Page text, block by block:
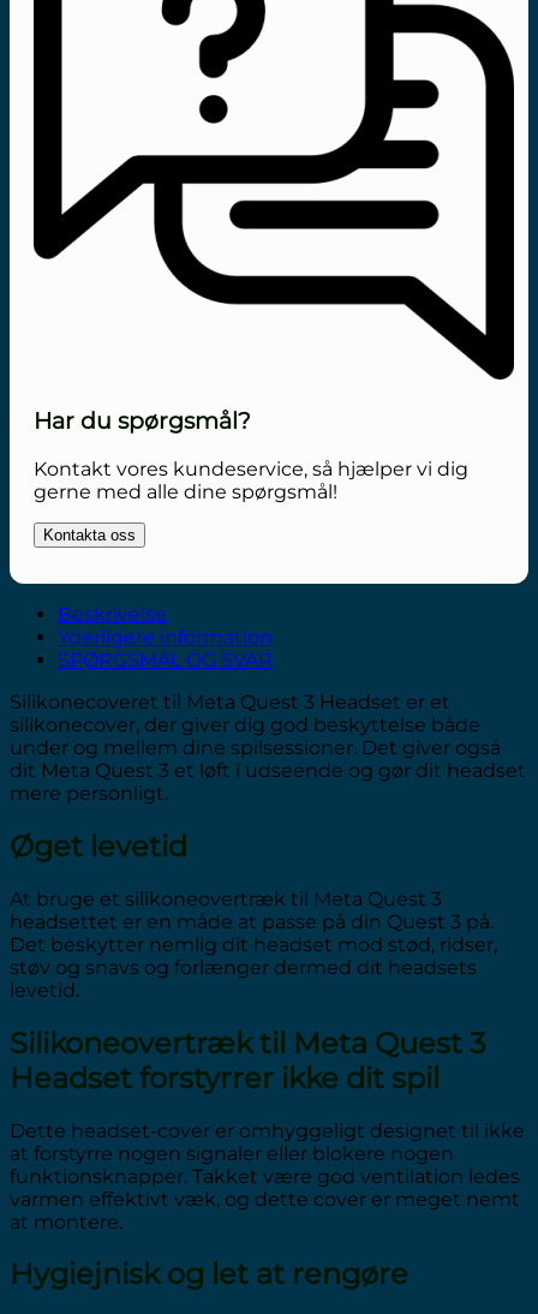
Har du spørgsmål?
Kontakt vores kundeservice, så hjælper vi dig
gerne med alle dine spørgsmål!
Kontakta oss
Beskrivelse
Yderligere information
SPØRGSMÅL OG SVAR
Silikonecoveret til Meta Quest 3 Headset er et
silikonecover, der giver dig god beskyttelse både
under og mellem dine spilsessioner. Det giver også
dit Meta Quest 3 et løft i udseende og gør dit headset
mere personligt.
Øget levetid
At bruge et silikoneovertræk til Meta Quest 3
headsettet er en måde at passe på din Quest 3 på.
Det beskytter nemlig dit headset mod stød, ridser,
støv og snavs og forlænger dermed dit headsets
levetid.
Silikoneovertræk til Meta Quest 3
Headset forstyrrer ikke dit spil
Dette headset-cover er omhyggeligt designet til ikke
at forstyrre nogen signaler eller blokere nogen
funktionsknapper. Takket være god ventilation ledes
varmen effektivt væk, og dette cover er meget nemt
at montere.
Hygiejnisk og let at rengøre